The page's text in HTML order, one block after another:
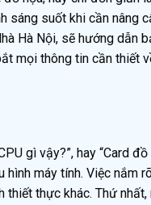
sáng suốt khi cần nâng
Hà Nội, sẽ hướng dẫn
mọi thông tin cần thiết
gì vậy?”, hay “Card
máy tính. Việc nắm
thực khác. Thứ nhất,